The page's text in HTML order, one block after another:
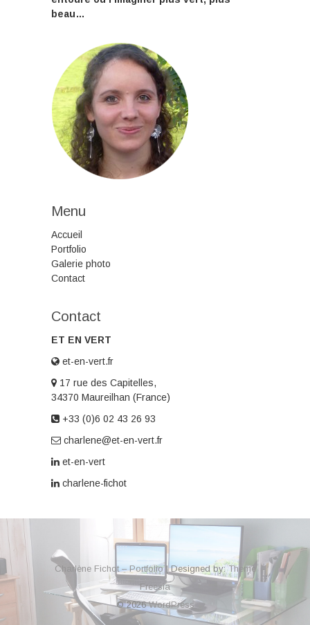
beau…
Menu
Accueil
Portfolio
Galerie photo
Contact
Contact
ET EN VERT
et-en-vert.fr
17 rue des Capitelles,
34370 Maureilhan (France)
+33 (0)6 02 43 26 93
charlene@et-en-vert.fr
et-en-vert
charlene-fichot
Charlène Fichot – Portfolio| Designed by:Theme
Freesia
© 2026WordPress